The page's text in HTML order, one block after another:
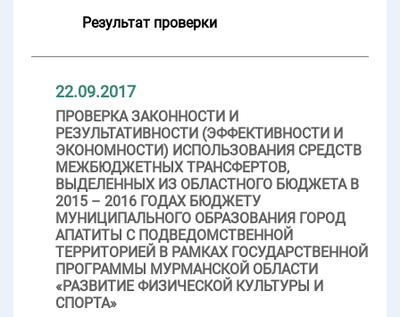
Результат проверки
22.09.2017
ПРОВЕРКА ЗАКОННОСТИ И
РЕЗУЛЬТАТИВНОСТИ (ЭФФЕКТИВНОСТИ И
ЭКОНОМНОСТИ) ИСПОЛЬЗОВАНИЯ СРЕДСТВ
МЕЖБЮДЖЕТНЫХ ТРАНСФЕРТОВ,
ВЫДЕЛЕННЫХ ИЗ ОБЛАСТНОГО БЮДЖЕТА В
2015 – 2016 ГОДАХ БЮДЖЕТУ
МУНИЦИПАЛЬНОГО ОБРАЗОВАНИЯ ГОРОД
АПАТИТЫ С ПОДВЕДОМСТВЕННОЙ
ТЕРРИТОРИЕЙ В РАМКАХ ГОСУДАРСТВЕННОЙ
ПРОГРАММЫ МУРМАНСКОЙ ОБЛАСТИ
«РАЗВИТИЕ ФИЗИЧЕСКОЙ КУЛЬТУРЫ И
СПОРТА»